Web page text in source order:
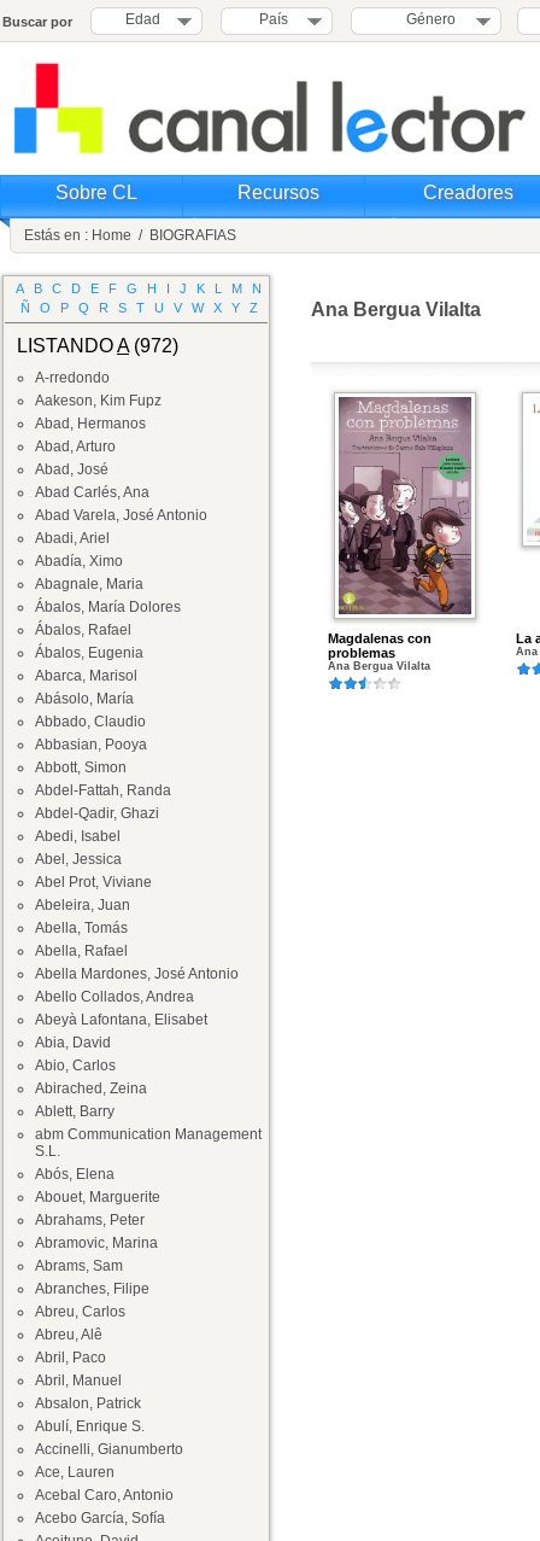
Buscar por Edad País Género
Sobre CL Recursos Creadores
Estás en : Home / BIOGRAFIAS
A B C D E F G H I J K L M
N
Ñ
O P Q R S T U V W X Y Z
LISTANDOA(972)
A-rredondo
Aakeson, Kim Fupz
Abad, Hermanos
Abad, Arturo
Abad, José
Abad Carlés, Ana
Abad Varela, José Antonio
Abadi, Ariel
Abadía, Ximo
Abagnale, Maria
Ábalos, María Dolores
Ábalos, Rafael
Ábalos, Eugenia
Abarca, Marisol
Abásolo, María
Abbado, Claudio
Abbasian, Pooya
Abbott, Simon
Abdel-Fattah, Randa
Abdel-Qadir, Ghazi
Abedi, Isabel
Abel, Jessica
Abel Prot, Viviane
Abeleira, Juan
Abella, Tomás
Abella, Rafael
Abella Mardones, José Antonio
Abello Collados, Andrea
Abeyà Lafontana, Elisabet
Abia, David
Abio, Carlos
Abirached, Zeina
Ablett, Barry
abm Communication Management
S.L.
Abós, Elena
Abouet, Marguerite
Abrahams, Peter
Abramovic, Marina
Abrams, Sam
Abranches, Filipe
Abreu, Carlos
Abreu, Alê
Abril, Paco
Abril, Manuel
Absalon, Patrick
Abulí, Enrique S.
Accinelli, Gianumberto
Ace, Lauren
Acebal Caro, Antonio
Acebo García, Sofía
Ana Bergua Vilalta
Magdalenas con
problemas
Ana Bergua Vilalta
La
Ana